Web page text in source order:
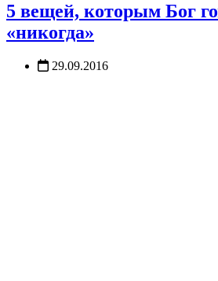
5 вещей, которым Бог
«никогда»
29.09.2016